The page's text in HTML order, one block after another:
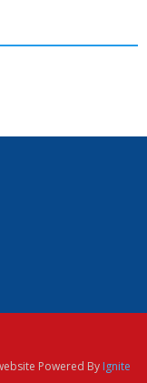
Powered By Ignite